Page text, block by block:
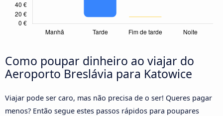
Como poupar dinheiro ao viajar do
Aeroporto Breslávia para Katowice
Viajar pode ser caro, mas não precisa de o ser! Queres pagar
menos? Então segue estes passos rápidos para poupares